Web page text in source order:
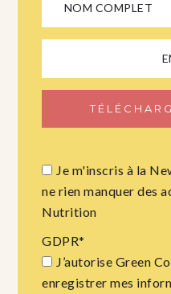
Je m'inscris à la
ne rien manquer des
Nutrition
GDPR*
J’autorise Green
enregistrer mes